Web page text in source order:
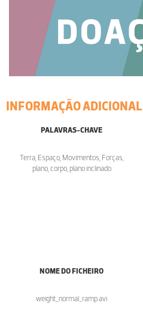
INFORMAÇÃO ADICIONAL
PALAVRAS-CHAVE
Terra, Espaço, Movimentos, Forças,
plano, corpo, plano inclinado
NOME DO FICHEIRO
weight_normal_ramp.avi